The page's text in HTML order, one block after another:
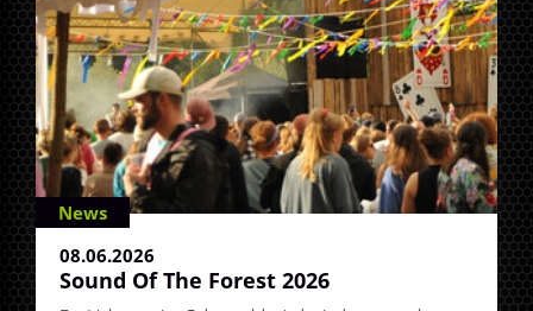
News
08.06.2026
Sound Of The Forest 2026